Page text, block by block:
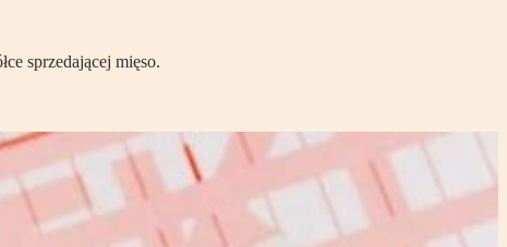
sprzedającej mięso.